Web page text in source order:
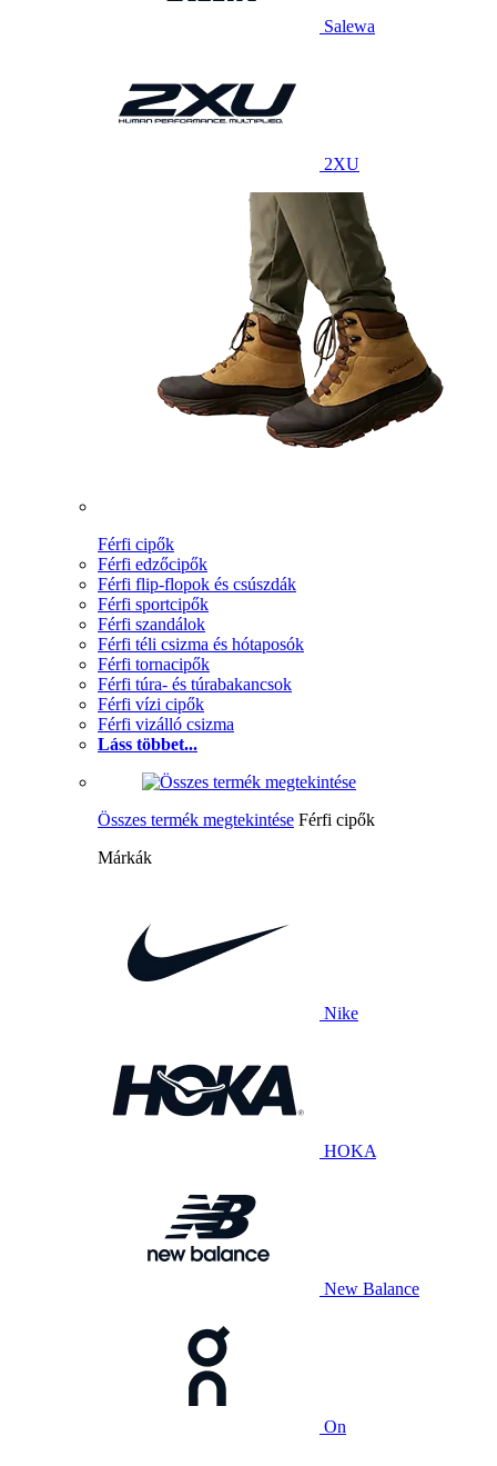
Salewa
2XU
Férfi cipők
Férfi edzőcipők
Férfi flip-flopok és csúszdák
Férfi sportcipők
Férfi szandálok
Férfi téli csizma és hótaposók
Férfi tornacipők
Férfi túra- és túrabakancsok
Férfi vízi cipők
Férfi vizálló csizma
Láss többet...
Összes termék megtekintése Férfi cipők
Márkák
Nike
HOKA
New Balance
On